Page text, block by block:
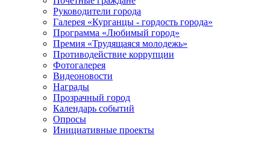
Руководители города
Галерея «Курганцы - гордость города»
Программа «Любимый город»
Премия «Трудящаяся молодежь»
Противодействие коррупции
Фотогалерея
Видеоновости
Награды
Прозрачный город
Календарь событий
Опросы
Инициативные проекты